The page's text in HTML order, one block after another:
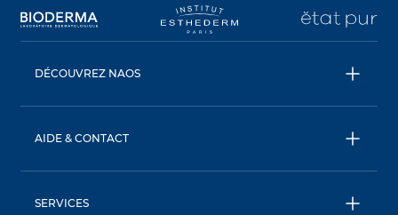
s’ouvre dans un nouvel onglet
s’ouvre dans un
DÉCOUVREZ NAOS
ETAT PUR
AIDE & CONTACT
Livraison & retour
SERVICES